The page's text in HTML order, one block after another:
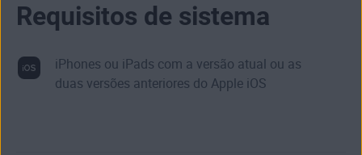
Requisitos de sistema
iPhones ou iPads com a versão atual ou as
duas versões anteriores do Apple iOS